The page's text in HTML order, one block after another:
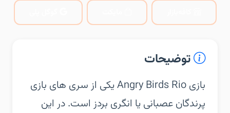
توضیحات
‏‏بازی Angry Birds Rio یکی از سری های بازی
پرندگان عصبانی یا انگری بردز است. در این